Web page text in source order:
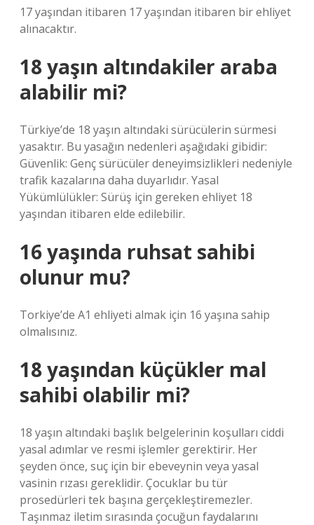
17 yaşından itibaren 17 yaşından itibaren bir ehliyet
alınacaktır.
18 yaşın altındakiler araba
alabilir mi?
Türkiye’de 18 yaşın altındaki sürücülerin sürmesi
yasaktır. Bu yasağın nedenleri aşağıdaki gibidir:
Güvenlik: Genç sürücüler deneyimsizlikleri nedeniyle
trafik kazalarına daha duyarlıdır. Yasal
Yükümlülükler: Sürüş için gereken ehliyet 18
yaşından itibaren elde edilebilir.
16 yaşında ruhsat sahibi
olunur mu?
Torkiye’de A1 ehliyeti almak için 16 yaşına sahip
olmalısınız.
18 yaşından küçükler mal
sahibi olabilir mi?
18 yaşın altındaki başlık belgelerinin koşulları ciddi
yasal adımlar ve resmi işlemler gerektirir. Her
şeyden önce, suç için bir ebeveynin veya yasal
vasinin rızası gereklidir. Çocuklar bu tür
prosedürleri tek başına gerçekleştiremezler.
Taşınmaz iletim sırasında çocuğun faydalarını